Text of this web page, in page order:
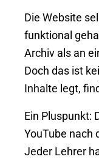
Die Website
funktional
Archiv als an
Doch das ist
Inhalte legt,
Ein Pluspunkt:
YouTube nach
Jeder Lehrer